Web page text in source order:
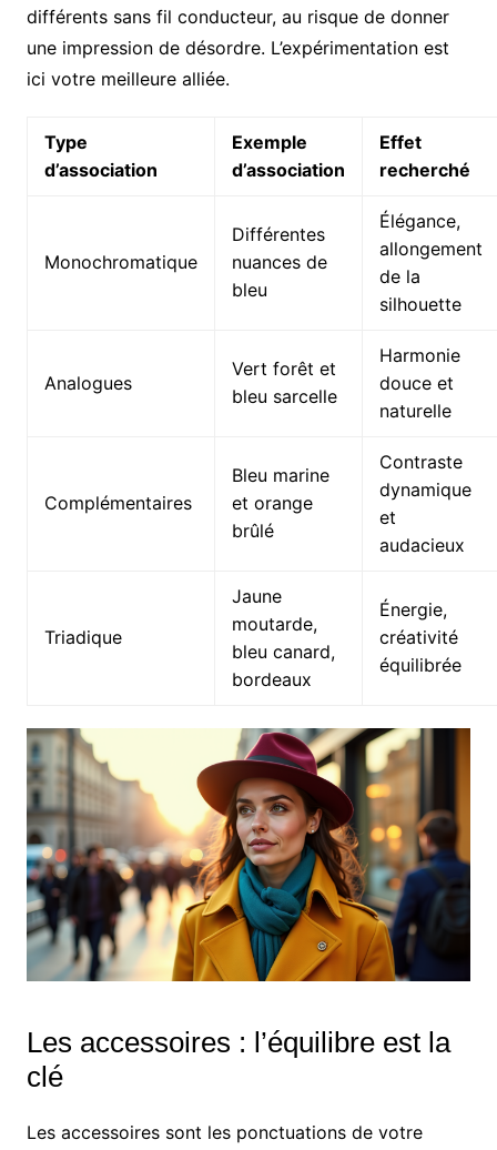
différents sans fil conducteur, au risque de donner
une impression de désordre. L’expérimentation est
ici votre meilleure alliée.
Type
d’association
Exemple
d’association
Effet
recherché
Monochromatique
Différentes
nuances de
bleu
Élégance,
allongement
de la
silhouette
Analogues
Vert forêt et
bleu sarcelle
Harmonie
douce et
naturelle
Complémentaires
Bleu marine
et orange
brûlé
Contraste
dynamique
et
audacieux
Triadique
Jaune
moutarde,
bleu canard,
bordeaux
Énergie,
créativité
équilibrée
Les accessoires : l’équilibre est la
clé
Les accessoires sont les ponctuations de votre